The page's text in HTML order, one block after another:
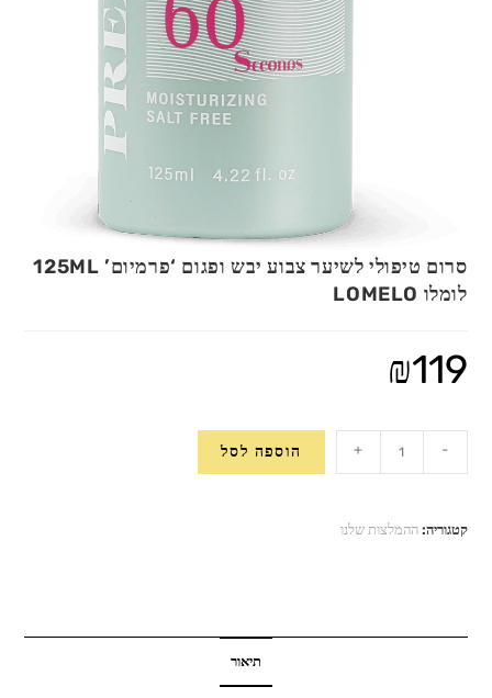
סרום טיפולי לשיער צבוע יבש ופגום ‘פרמיום’ 125ML
לומלו LOMELO
₪119
של
טיפולי
ופגום
-
+ הוספה לסל
קטגוריה:ההמלצות שלנו
תיאור